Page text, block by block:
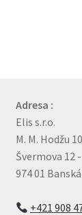
Adresa :
Elis s.r.o.
M. M. Hodžu
Švermova 12
974 01
+421 908